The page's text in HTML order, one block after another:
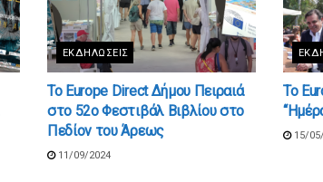
ΕΚΔΗΛΏΣΕΙΣ
Το Europe Direct Δήμου Πειραιά
στο 52ο Φεστιβάλ Βιβλίου στο
Πεδίον του Άρεως
11/09/2024
Το
15/